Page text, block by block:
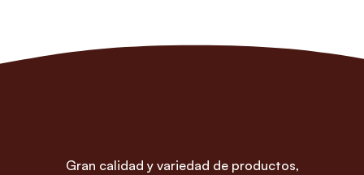
Gran calidad y variedad de productos,